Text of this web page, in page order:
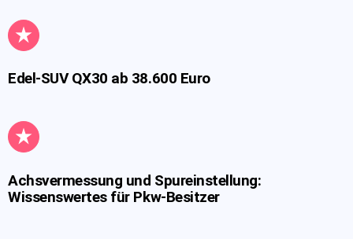
Edel-SUV QX30 ab 38.600 Euro
Achsvermessung und Spureinstellung:
Wissenswertes für Pkw-Besitzer